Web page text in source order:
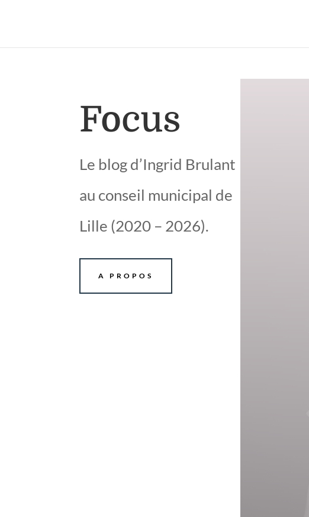
Focus
Le blog d’Ingrid Brulant
au conseil municipal de
Lille (2020 – 2026).
A PROPOS